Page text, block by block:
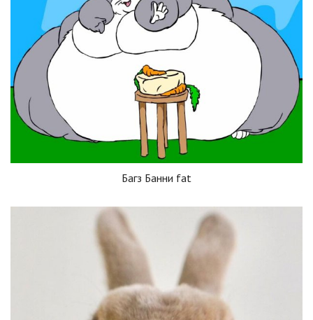
Багз Банни fat